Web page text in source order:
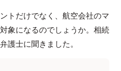
トだけでなく、航空会社のマ
象になるのでしょうか。相続
護士に聞きました。